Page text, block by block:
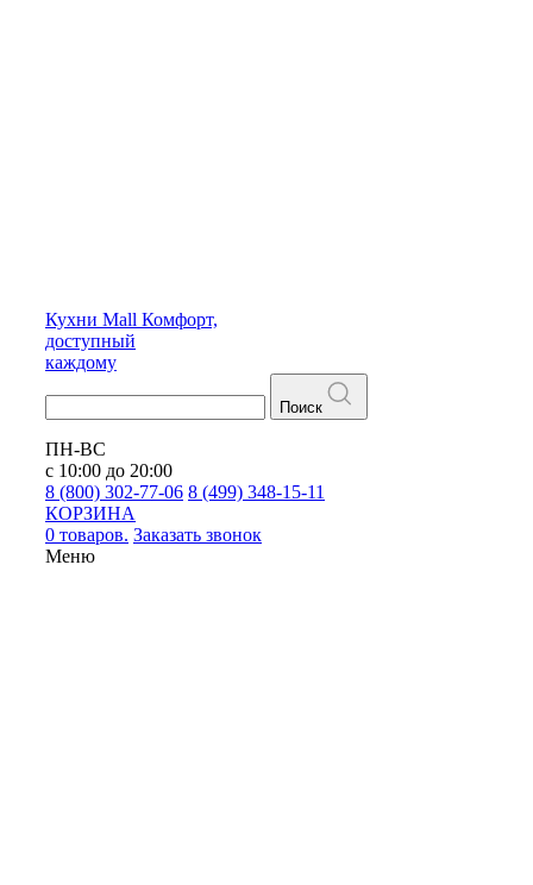
Кухни Mall Комфорт,
доступный
каждому
Поиск
ПН-ВС
с 10:00 до 20:00
8 (800) 302-77-06 8 (499) 348-15-11
КОРЗИНА
0 товаров. Заказать звонок
Меню